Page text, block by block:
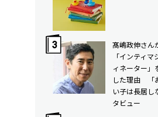
髙嶋政伸さん
「インティ
ィネーター」
した理由 「
い子は長居し
タビュー